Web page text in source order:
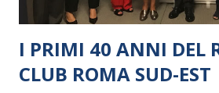
I PRIMI 40 ANNI DEL
CLUB ROMA SUD-EST